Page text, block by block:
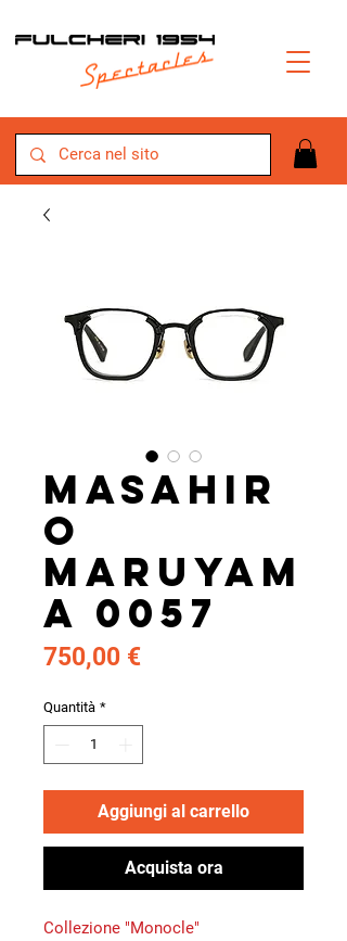
Masahir
o
Maruyam
a 0057
750,00 €Prezzo
Quantità *
Aggiungi al carrello
Acquista ora
Collezione "Monocle"